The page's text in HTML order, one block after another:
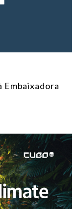
Embaixadora